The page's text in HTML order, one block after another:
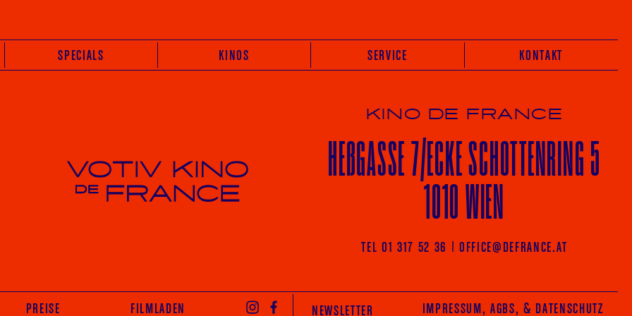
SPECIALS KINOS SERVICE KONTAKT
Votiv Kino und Kino De France in Wien
KINO DE FRANCE
HEßGASSE 7/ECKESCHOTTENRING 5
1010 WIEN
TEL 01 317 52 36 | OFFICE@DEFRANCE.AT
PREISE FILMLADEN INSTAGRAM
FACEBOOK
NEWSLETTER IMPRESSUM, AGBS, & DATENSCHUTZ